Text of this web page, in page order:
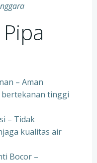
– Aman
tinggi
– Tidak
kualitas air
Bocor –